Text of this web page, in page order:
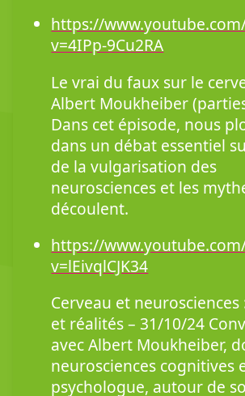
https://
v=4IPp-9Cu2RA
Le vrai du faux sur le
Albert Moukheiber
Dans cet épisode, nous
dans un débat essentiel
de la vulgarisation des
neurosciences et les
découlent.
https://
v=lEivqlCJK34
Cerveau et
et réalités – 31/10/24
avec Albert Moukheiber,
neurosciences cognitives
psychologue, autour de